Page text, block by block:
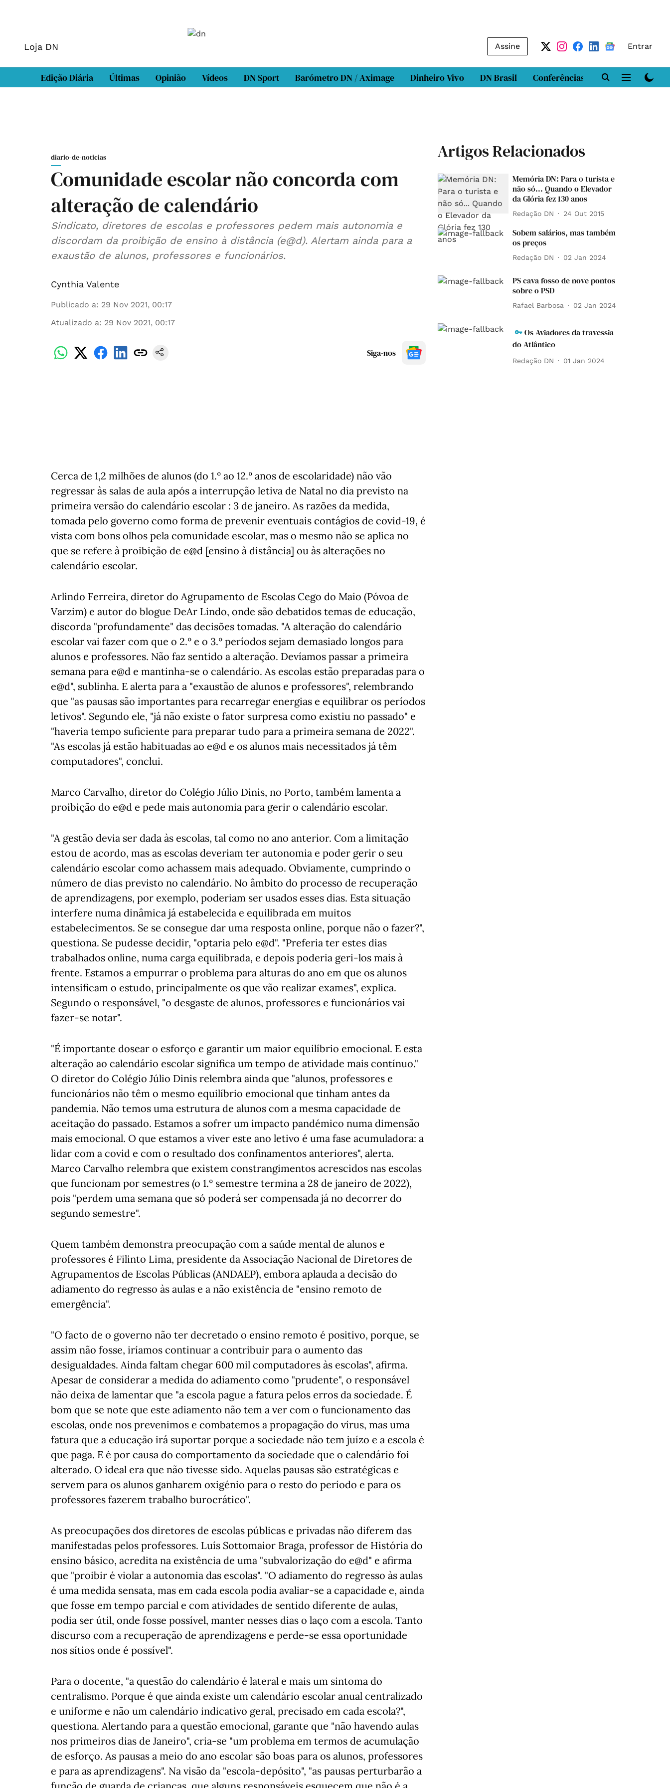
Loja DN Assine Entrar
Edição Diária Últimas Opinião Vídeos DN Sport Barómetro DN / Aximage Dinheiro Vivo DN Brasil Conferências DN LAB
diario-de-noticias
Comunidade escolar não concorda com
alteração de calendário
Sindicato, diretores de escolas e professores pedem mais autonomia e
discordam da proibição de ensino à distância (e@d). Alertam ainda para a
exaustão de alunos, professores e funcionários.
Cynthia Valente
Publicado a: 29 Nov 2021, 00:17
Atualizado a: 29 Nov 2021, 00:17
Siga-nos
Cerca de 1,2 milhões de alunos (do 1.º ao 12.º anos de escolaridade) não vão
regressar às salas de aula após a interrupção letiva de Natal no dia previsto na
primeira versão do calendário escolar : 3 de janeiro. As razões da medida,
tomada pelo governo como forma de prevenir eventuais contágios de covid-19, é
vista com bons olhos pela comunidade escolar, mas o mesmo não se aplica no
que se refere à proibição de e@d [ensino à distância] ou às alterações no
calendário escolar.
Arlindo Ferreira, diretor do Agrupamento de Escolas Cego do Maio (Póvoa de
Varzim) e autor do blogue DeAr Lindo, onde são debatidos temas de educação,
discorda "profundamente" das decisões tomadas. "A alteração do calendário
escolar vai fazer com que o 2.º e o 3.º períodos sejam demasiado longos para
alunos e professores. Não faz sentido a alteração. Devíamos passar a primeira
semana para e@d e mantinha-se o calendário. As escolas estão preparadas para o
e@d", sublinha. E alerta para a "exaustão de alunos e professores", relembrando
que "as pausas são importantes para recarregar energias e equilibrar os períodos
letivos". Segundo ele, "já não existe o fator surpresa como existiu no passado" e
"haveria tempo suficiente para preparar tudo para a primeira semana de 2022".
"As escolas já estão habituadas ao e@d e os alunos mais necessitados já têm
computadores", conclui.
Marco Carvalho, diretor do Colégio Júlio Dinis, no Porto, também lamenta a
proibição do e@d e pede mais autonomia para gerir o calendário escolar.
"A gestão devia ser dada às escolas, tal como no ano anterior. Com a limitação
estou de acordo, mas as escolas deveriam ter autonomia e poder gerir o seu
calendário escolar como achassem mais adequado. Obviamente, cumprindo o
número de dias previsto no calendário. No âmbito do processo de recuperação
de aprendizagens, por exemplo, poderiam ser usados esses dias. Esta situação
interfere numa dinâmica já estabelecida e equilibrada em muitos
estabelecimentos. Se se consegue dar uma resposta online, porque não o fazer?",
questiona. Se pudesse decidir, "optaria pelo e@d". "Preferia ter estes dias
trabalhados online, numa carga equilibrada, e depois poderia geri-los mais à
frente. Estamos a empurrar o problema para alturas do ano em que os alunos
intensificam o estudo, principalmente os que vão realizar exames", explica.
Segundo o responsável, "o desgaste de alunos, professores e funcionários vai
fazer-se notar".
"É importante dosear o esforço e garantir um maior equilíbrio emocional. E esta
alteração ao calendário escolar significa um tempo de atividade mais contínuo."
O diretor do Colégio Júlio Dinis relembra ainda que "alunos, professores e
funcionários não têm o mesmo equilíbrio emocional que tinham antes da
pandemia. Não temos uma estrutura de alunos com a mesma capacidade de
aceitação do passado. Estamos a sofrer um impacto pandémico numa dimensão
mais emocional. O que estamos a viver este ano letivo é uma fase acumuladora: a
lidar com a covid e com o resultado dos confinamentos anteriores", alerta.
Marco Carvalho relembra que existem constrangimentos acrescidos nas escolas
que funcionam por semestres (o 1.º semestre termina a 28 de janeiro de 2022),
pois "perdem uma semana que só poderá ser compensada já no decorrer do
segundo semestre".
Quem também demonstra preocupação com a saúde mental de alunos e
professores é Filinto Lima, presidente da Associação Nacional de Diretores de
Agrupamentos de Escolas Públicas (ANDAEP), embora aplauda a decisão do
adiamento do regresso às aulas e a não existência de "ensino remoto de
emergência".
"O facto de o governo não ter decretado o ensino remoto é positivo, porque, se
assim não fosse, iríamos continuar a contribuir para o aumento das
desigualdades. Ainda faltam chegar 600 mil computadores às escolas", afirma.
Apesar de considerar a medida do adiamento como "prudente", o responsável
não deixa de lamentar que "a escola pague a fatura pelos erros da sociedade. É
bom que se note que este adiamento não tem a ver com o funcionamento das
escolas, onde nos prevenimos e combatemos a propagação do vírus, mas uma
fatura que a educação irá suportar porque a sociedade não tem juízo e a escola é
que paga. E é por causa do comportamento da sociedade que o calendário foi
alterado. O ideal era que não tivesse sido. Aquelas pausas são estratégicas e
servem para os alunos ganharem oxigénio para o resto do período e para os
professores fazerem trabalho burocrático".
As preocupações dos diretores de escolas públicas e privadas não diferem das
manifestadas pelos professores. Luís Sottomaior Braga, professor de História do
ensino básico, acredita na existência de uma "subvalorização do e@d" e afirma
que "proibir é violar a autonomia das escolas". "O adiamento do regresso às aulas
é uma medida sensata, mas em cada escola podia avaliar-se a capacidade e, ainda
que fosse em tempo parcial e com atividades de sentido diferente de aulas,
podia ser útil, onde fosse possível, manter nesses dias o laço com a escola. Tanto
discurso com a recuperação de aprendizagens e perde-se essa oportunidade
nos sítios onde é possível".
Para o docente, "a questão do calendário é lateral e mais um sintoma do
centralismo. Porque é que ainda existe um calendário escolar anual centralizado
e uniforme e não um calendário indicativo geral, precisado em cada escola?",
questiona. Alertando para a questão emocional, garante que "não havendo aulas
nos primeiros dias de Janeiro", cria-se "um problema em termos de acumulação
de esforço. As pausas a meio do ano escolar são boas para os alunos, professores
e para as aprendizagens". Na visão da "escola-depósito", "as pausas perturbarão a
Artigos Relacionados
Memória DN: Para o turista e
não só... Quando o Elevador
da Glória fez 130 anos
Redação DN 24 Out 2015
Sobem salários, mas também
os preços
Redação DN 02 Jan 2024
PS cava fosso de nove pontos
sobre o PSD
Rafael Barbosa 02 Jan 2024
Os Aviadores da travessia
do Atlântico
Redação DN 01 Jan 2024